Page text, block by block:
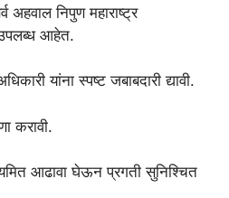
अहवाल निपुण महाराष्ट्र
आहेत.
यांना स्पष्ट जबाबदारी द्यावी.
करावी.
आढावा घेऊन प्रगती सुनिश्चित